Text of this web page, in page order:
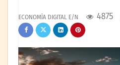
ECONOMÍA DIGITAL E/N 4875